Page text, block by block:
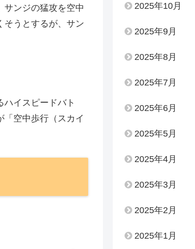
サンジの猛攻を空中
そうとするが、サン
イスピードバト
空中歩行（スカイ
2025年10月
2025年9月
2025年8月
2025年7月
2025年6月
2025年5月
2025年4月
2025年3月
2025年2月
2025年1月